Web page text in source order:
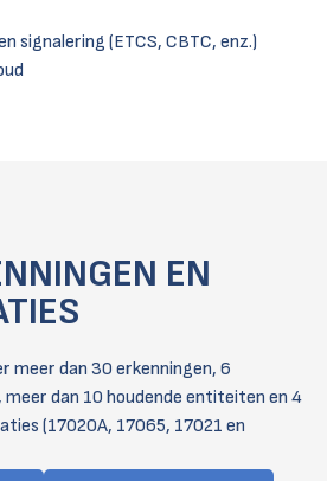
signalering (ETCS, CBTC, enz.)
EN
meer dan 30 erkenningen, 6
dan 10 houdende entiteiten en 4
(17020A, 17065, 17021 en